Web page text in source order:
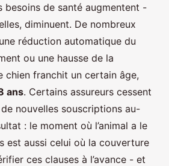
besoins de santé augmentent -
diminuent. De nombreux
réduction automatique du
ou une hausse de la
chien franchit un certain âge,
ans. Certains assureurs cessent
nouvelles souscriptions au-
: le moment où l’animal a le
est aussi celui où la couverture
ces clauses à l’avance - et